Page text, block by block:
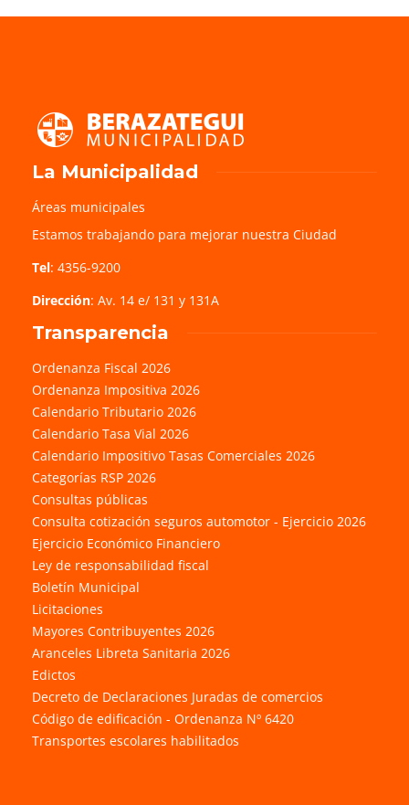
La Municipalidad
Áreas municipales
Estamos trabajando para mejorar nuestra Ciudad
Tel: 4356-9200
Dirección: Av. 14 e/ 131 y 131A
Transparencia
Ordenanza Fiscal 2026
Ordenanza Impositiva 2026
Calendario Tributario 2026
Calendario Tasa Vial 2026
Calendario Impositivo Tasas Comerciales 2026
Categorías RSP 2026
Consultas públicas
Consulta cotización seguros automotor - Ejercicio 2026
Ejercicio Económico Financiero
Ley de responsabilidad fiscal
Boletín Municipal
Licitaciones
Mayores Contribuyentes 2026
Aranceles Libreta Sanitaria 2026
Edictos
Decreto de Declaraciones Juradas de comercios
Código de edificación - Ordenanza Nº 6420
Transportes escolares habilitados